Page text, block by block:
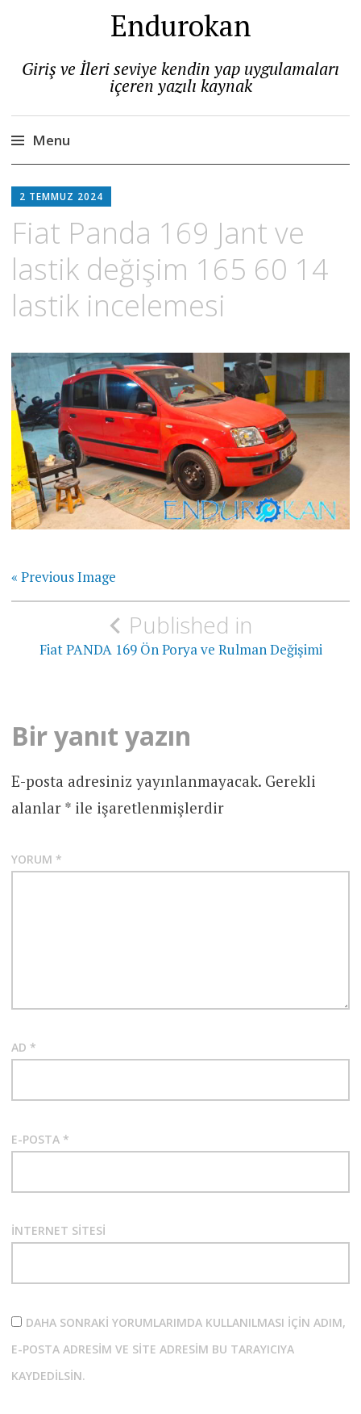
Endurokan
Giriş ve İleri seviye kendin yap uygulamaları
içeren yazılı kaynak
Menu
to
2 TEMMUZ 2024
Fiat Panda 169 Jant ve
lastik değişim 165 60 14
lastik incelemesi
« Previous Image
Yazı
gezinmesiPublished in
Fiat PANDA 169 Ön Porya ve Rulman Değişimi
Bir yanıt yazın
E-posta adresiniz yayınlanmayacak. Gerekli
alanlar *ile işaretlenmişlerdir
YORUM *
AD *
E-POSTA *
İNTERNET SITESI
DAHA SONRAKI YORUMLARIMDA KULLANILMASI IÇIN ADIM,
E-POSTA ADRESIM VE SITE ADRESIM BU TARAYICIYA
KAYDEDILSIN.